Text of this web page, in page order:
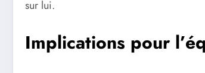
sur lui.
Implications pour